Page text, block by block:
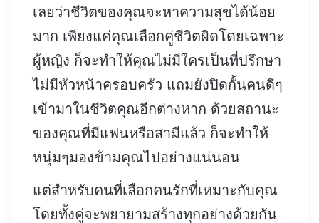
เลยว่าชีวิตของคุณจะหาความสุขได้น้อย
มาก เพียงแค่คุณเลือกคู่ชีวิตผิดโดยเฉพาะ
ผู้หญิง ก็จะทำให้คุณไม่มีใครเป็นที่ปรึกษา
ไม่มีหัวหน้าครอบครัว แถมยังปิดกั้นคนดีๆ
เข้ามาในชีวิตคุณอีกต่างหาก ด้วยสถานะ
ของคุณที่มีแฟนหรือสามีแล้ว ก็จะทำให้
หนุ่มๆมองข้ามคุณไปอย่างแน่นอน
แต่สำหรับคนที่เลือกคนรักที่เหมาะกับคุณ
โดยทั้งคู่จะพยายามสร้างทุกอย่างด้วยกัน